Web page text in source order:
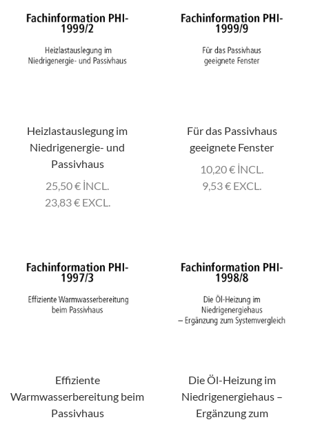
Heizlastauslegung im
Niedrigenergie- und
Passivhaus
25,50€ INCL.
23,83€EXCL.
Für das Passivhaus
geeignete Fenster
10,20€ INCL.
9,53€ EXCL.
Effiziente
Warmwasserbereitung beim
Passivhaus
Die Öl-Heizung im
Niedrigenergiehaus –
Ergänzung zum